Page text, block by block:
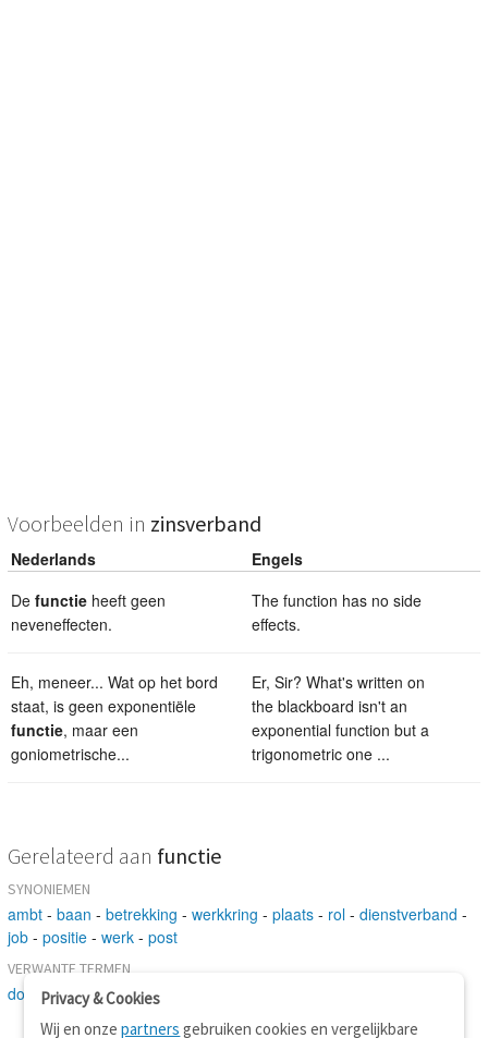
Voorbeelden in zinsverband
Nederlands
Engels
De functie heeft geen
neveneffecten.
The function has no side
effects.
Eh, meneer... Wat op het bord
staat, is geen exponentiële
functie, maar een
goniometrische...
Er, Sir? What's written on
the blackboard isn't an
exponential function but a
trigonometric one ...
Gerelateerd aan functie
SYNONIEMEN
ambt - baan - betrekking - werkkring - plaats - rol - dienstverband -
job - positie - werk - post
VERWANTE TERMEN
doel -grootheid-betrekking
Privacy & Cookies
Wij en onzepartners gebruiken cookies en vergelijkbare